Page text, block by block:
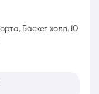
Баскет холл. 10